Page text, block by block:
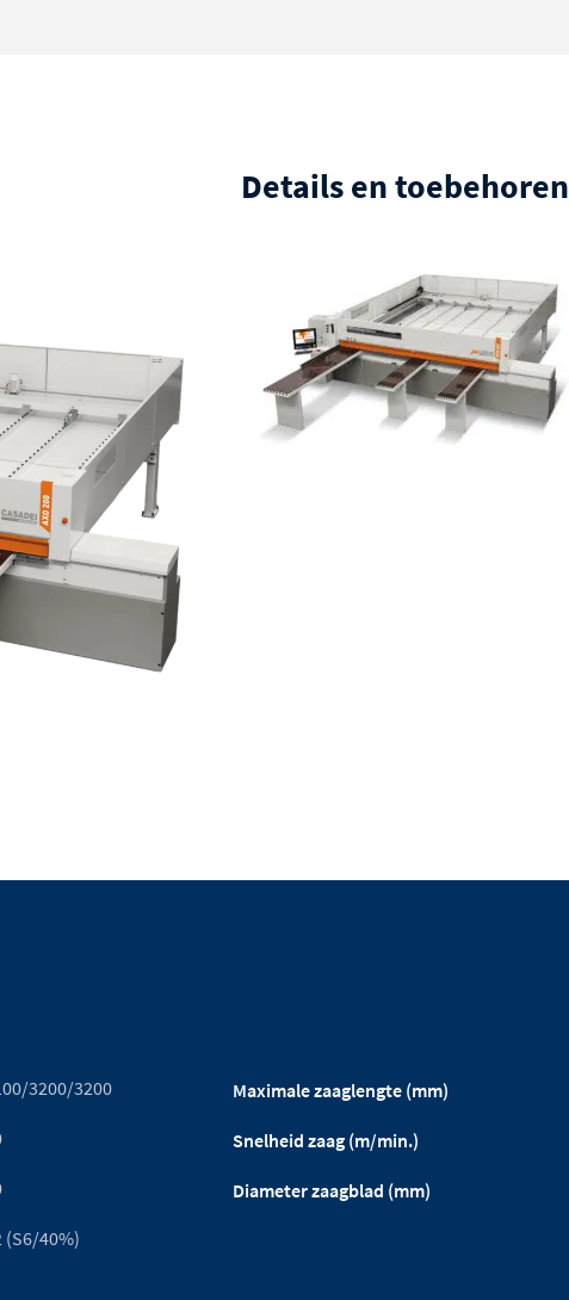
Details en toebehoren
3200/3200 Maximale zaaglengte (mm)
Snelheid zaag (m/min.)
Diameter zaagblad (mm)
(S6/40%)